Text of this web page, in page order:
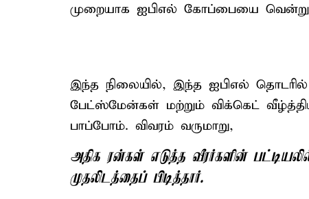
முறையாக ஐபிஎல் கோப்பையை
இந்த நிலையில், இந்த ஐபிஎல் தொடரில்
பேட்ஸ்மேன்கள் மற்றும் விக்கெட்
பாப்போம். விவரம் வருமாறு,
அதிக ரன்கள் எடுத்த வீரர்களின்
முதலிடத்தைப் பிடித்தார்.